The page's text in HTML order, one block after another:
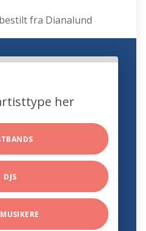
bestilt fra Dianalund
her
DJS